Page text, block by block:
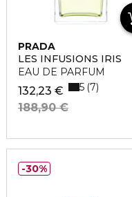
PRADA
LES INFUSIONS IRIS
EAU DE PARFUM
132,23 €
188,90 €
5 7
30%